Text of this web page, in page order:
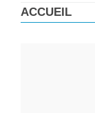
ACCUEIL